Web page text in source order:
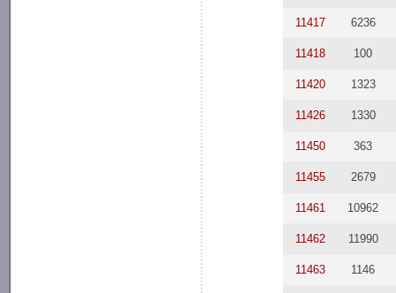
11417 6236
11418 100
11420 1323
11426 1330
11450 363
11455 2679
11461 10962
11462 11990
11463 1146